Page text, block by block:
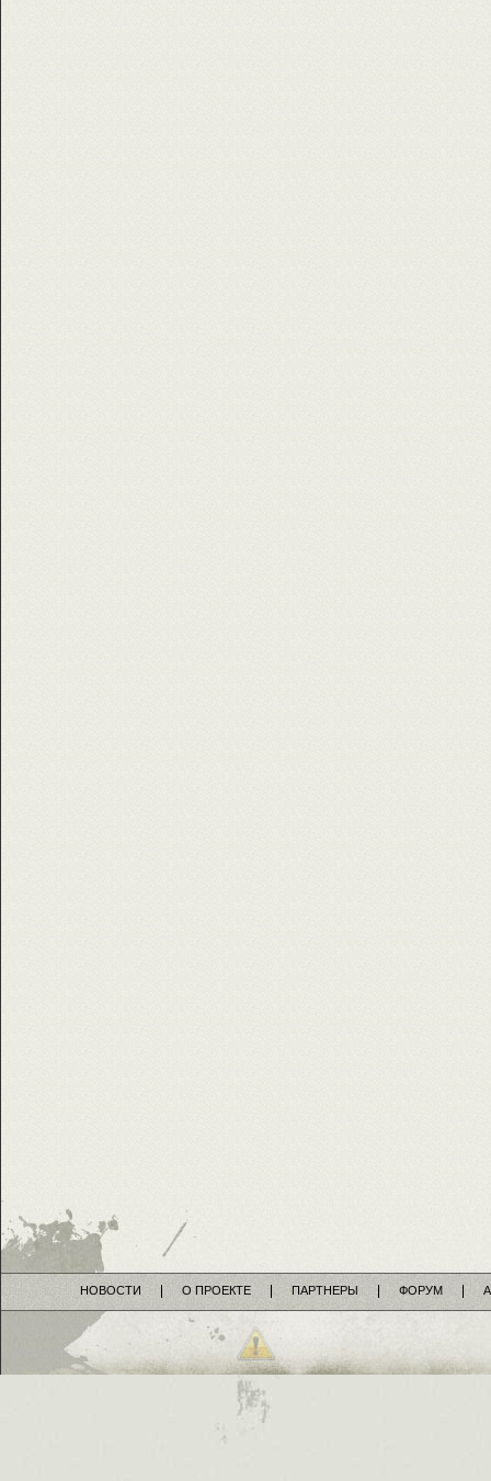
НОВОСТИ О ПРОЕКТЕ ПАРТНЕРЫ ФОРУМ